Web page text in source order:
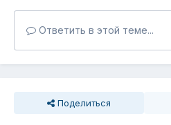
Ответить в этой теме...
Поделиться